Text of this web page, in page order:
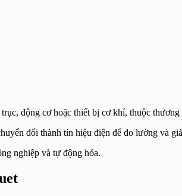
động cơ hoặc thiết bị cơ khí, thuộc thương
đổi thành tín hiệu điện để đo lường và
nghiệp và tự động hóa.